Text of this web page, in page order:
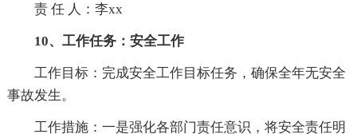
责 任 人：李xx
10、工作任务：安全工作
工作目标：完成安全工作目标任务，确保全年无安全
事故发生。
工作措施：一是强化各部门责任意识，将安全责任明